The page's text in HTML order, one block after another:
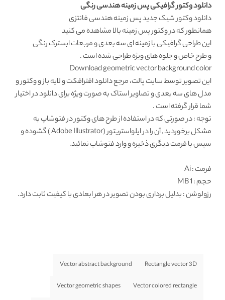
دانلود وکتور گرافیکی پس زمینه هندسی رنگی
دانلود وکتورشیک جدید پس زمینه هندسی فانتزی
همانطور که دروکتور پس زمینهبالا مشاهده می کنید
اینطراحی گرافیکیبا زمینه ای سه بعدی و مربعات ابسترک رنگی
و طرح خاص و جلوه های ویژه طراحی شده است .
Download geometric vector background color
این تصویر توسط سایت پالت، مرجعدانلود افترافکتو لایه باز و وکتور و
مدل های سه بعدی و تصاویر استاک به صورت ویژه برای دانلود در اختیار
شما قرار گرفته است .
توجه : در صورتی که در استفاده از طرح های وکتور در فتوشاپ به
مشکل برخوردید , آن را در ایلواستریتور (Adobe Illustrator ) گشوده و
سپس با فرمت دیگری ذخیره و وارد فتوشاپ نمائید.
فرمت: Ai
حجم : 1 MB
رزولوشن: بدلیل برداری بودن تصویر در هر ابعادی با کیفیت ثابت دارد.
Rectangle vector 3D
Vector abstract background
Vector colored rectangle
Vector geometric shapes